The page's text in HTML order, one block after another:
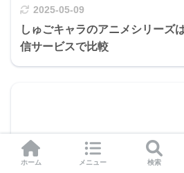
2025-05-09
しゅごキャラのアニメシリーズ
信サービスで比較
ホーム メニュー 検索